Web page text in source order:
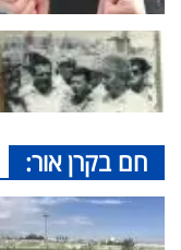
חם בקרן אור: